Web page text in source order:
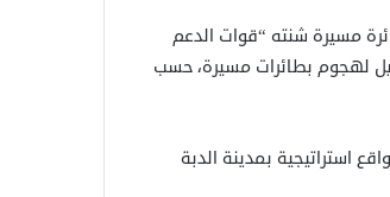
جراء هجوم بطائرة مسيرة شنته “قوات الدعم
لهجوم بطائرات مسيرة، حسب
استراتيجية بمدينة الدبة